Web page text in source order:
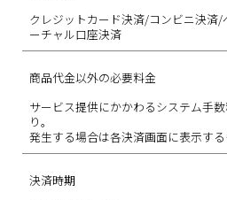
クレジットカード決済/コンビニ決済
ーチャル口座決済
商品代金以外の必要料金
サービス提供にかかわるシステム手
り。
発生する場合は各決済画面に表示する
決済時期